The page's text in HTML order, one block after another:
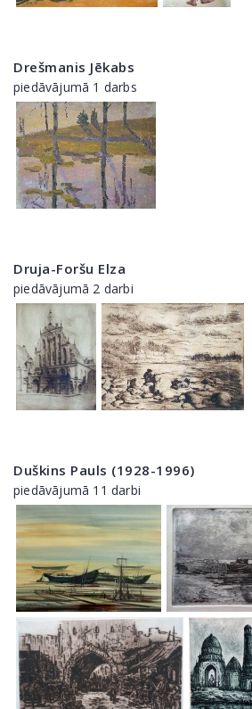
Drešmanis Jēkabs
piedāvājumā 1 darbs
Druja-Foršu Elza
piedāvājumā 2 darbi
Duškins Pauls (1928-1996)
piedāvājumā 11 darbi